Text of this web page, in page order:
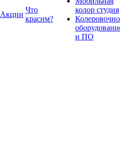
Акции
Что
красим?
колор студия
и ПО